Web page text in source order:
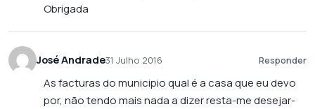
Obrigada
José Andrade31 Julho 2016 Responder
As facturas do municipio qual é a casa que eu devo
por, não tendo mais nada a dizer resta-me desejar-